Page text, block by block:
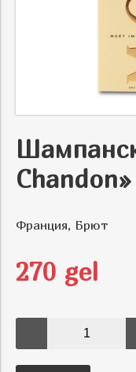
Франция, Брют
270 gel